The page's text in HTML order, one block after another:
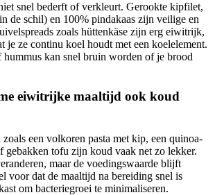
snel bederft of verkleurt. Gerookte kipfilet,
de schil) en 100% pindakaas zijn veilige en
zoals hüttenkäse zijn erg eiwitrijk,
je ze continu koel houdt met een koelelement.
hummus kan snel bruin worden of je brood
eiwitrijke maaltijd ook koud
een volkoren pasta met kip, een quinoa-
gebakken tofu zijn koud vaak net zo lekker.
maar de voedingswaarde blijft
voor dat de maaltijd na bereiding snel is
om bacteriegroei te minimaliseren.